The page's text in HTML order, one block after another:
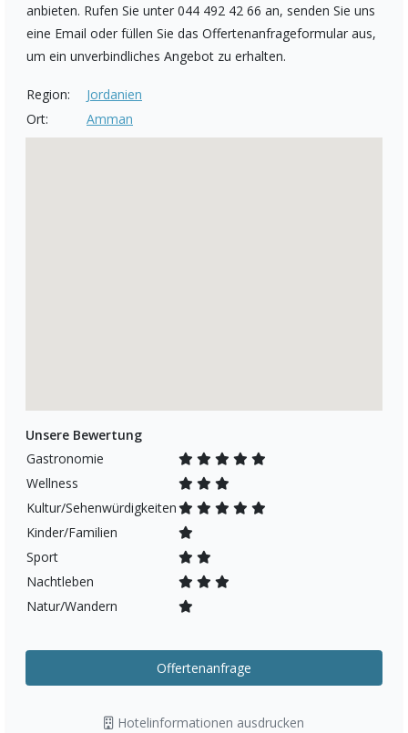
anbieten. Rufen Sie unter 044 492 42 66 an, senden Sie uns
eine Email oder füllen Sie das Offertenanfrageformular aus,
um ein unverbindliches Angebot zu erhalten.
Region:
Jordanien
Ort:
Amman
Unsere Bewertung
Gastronomie
Wellness
Kultur/Sehenwürdigkeiten
Kinder/Familien
Sport
Nachtleben
Natur/Wandern
Offertenanfrage
Hotelinformationen ausdrucken